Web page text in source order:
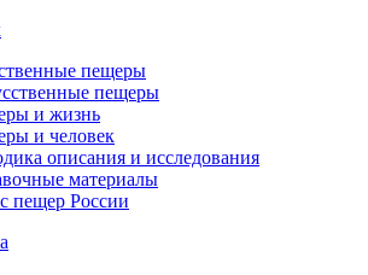
пещеры
пещеры
и жизнь
и человек
описания и исследования
материалы
пещер России